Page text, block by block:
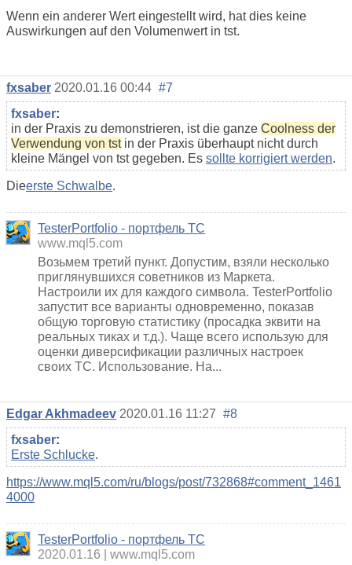
Wenn ein anderer Wert eingestellt wird, hat dies keine
Auswirkungen auf den Volumenwert in tst.
fxsaber 2020.01.16 00:44 #7
fxsaber:
in der Praxis zu demonstrieren, ist die ganze Coolness der
Verwendung von tstin der Praxis überhaupt nicht durch
kleine Mängel von tst gegeben. Es sollte korrigiert werden.
Dieerste Schwalbe.
TesterPortfolio - портфель ТС
www.mql5.com
Возьмем третий пункт. Допустим, взяли несколько
приглянувшихся советников из Маркета.
Настроили их для каждого символа. TesterPortfolio
запустит все варианты одновременно, показав
общую торговую статистику (просадка эквити на
реальных тиках и т.д.). Чаще всего использую для
оценки диверсификации различных настроек
своих ТС. Использование. На...
Edgar Akhmadeev 2020.01.16 11:27 #8
fxsaber:
Erste Schlucke.
https://www.mql5.com/ru/blogs/post/732868#comment_1461
4000
TesterPortfolio - портфель ТС
2020.01.16
www.mql5.com